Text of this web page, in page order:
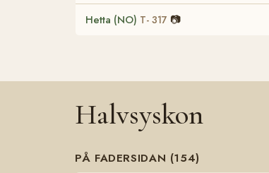
Hetta (NO) T- 317 📷
Halvsyskon
PÅ FADERSIDAN (154)